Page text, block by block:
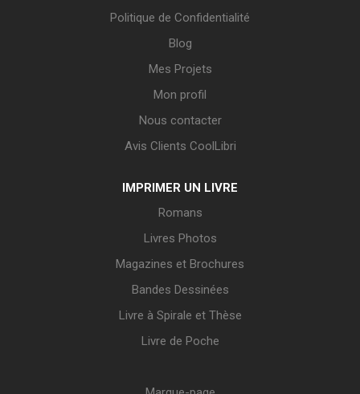
Politique de Confidentialité
Blog
Mes Projets
Mon profil
Nous contacter
Avis Clients CoolLibri
IMPRIMER UN LIVRE
Romans
Livres Photos
Magazines et Brochures
Bandes Dessinées
Livre à Spirale et Thèse
Livre de Poche